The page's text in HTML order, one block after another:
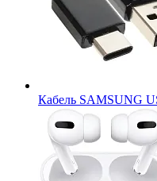
Кабель SAMSUNG